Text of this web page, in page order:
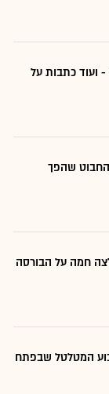
ועוד כתבות על
שהפך
חמה על הבורסה
המטלטל שבפתח